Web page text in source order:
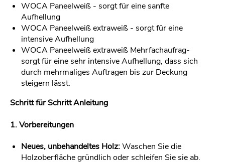
WOCA Paneelweiß - sorgt für eine sanfte
Aufhellung
WOCA Paneelweiß extraweiß - sorgt für eine
intensive Aufhellung
WOCA Paneelweiß extraweiß Mehrfachaufrag-
sorgt für eine sehr intensive Aufhellung, dass sich
durch mehrmaliges Auftragen bis zur Deckung
steigern lässt.
Schritt für Schritt Anleitung
1. Vorbereitungen
Neues, unbehandeltes Holz:Waschen Sie die
Holzoberfläche gründlich oder schleifen Sie sie ab.